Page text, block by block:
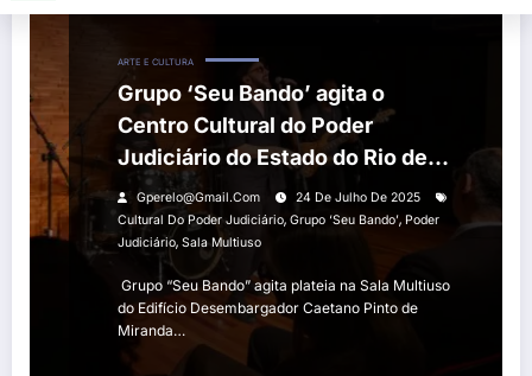
ARTE E CULTURA
Grupo ‘Seu Bando’ agita o
Centro Cultural do Poder
Judiciário do Estado do Rio de
Janeiro (CCPJ-RJ) com
sucessos da música brasileira
Gperelo@gmail.com
24 De Julho De 2025
Cultural Do Poder Judiciário, Grupo ‘Seu Bando’, Poder
Judiciário, Sala Multiuso
Grupo “Seu Bando” agita plateia na Sala Multiuso
do Edifício Desembargador Caetano Pinto de
Miranda…